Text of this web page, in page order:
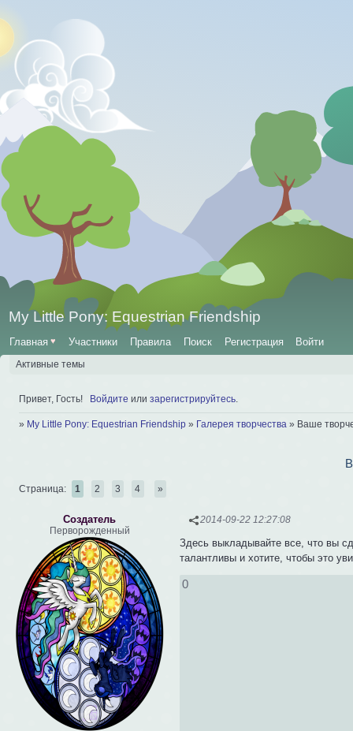
My Little Pony: Equestrian Friendship
Главная ♥ Участники Правила Поиск Регистрация Войти
Активные темы
Привет, Гость! Войдите или зарегистрируйтесь
» My Little Pony: Equestrian Friendship » Галерея творчества » Ваше
Страница: 1 2 3 4 »
2014-09-22 12:27:08
Создатель
Перворожденный
Здесь выкладывайте все, что вы
талантливы и хотите, чтобы это
0